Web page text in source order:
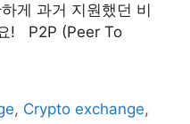
게 과거 지원했던 비
! ​ ​ P2P (Peer To
, Crypto exchange,